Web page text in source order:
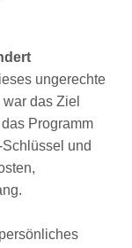
ungerechte
das Ziel
Programm
und